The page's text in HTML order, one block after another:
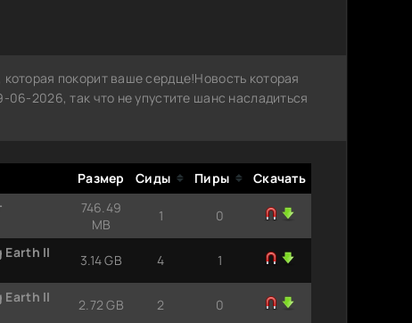
покорит ваше сердце!Новость которая
2026, так что не упустите шанс насладиться
Размер Сиды Пиры
Скачать
746.49
MB
1 0
Earth II
3.14 GB 4 1
Earth II
2.72 GB 2 0